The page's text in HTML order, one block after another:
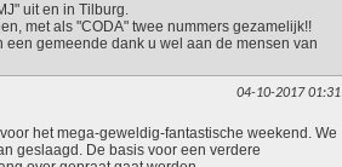
uit en in Tilburg.
met als "CODA" twee nummers gezamelijk!!
gemeende dank u wel aan de mensen van
04-10-2017 01:31
het mega-geweldig-fantastische weekend. We
geslaagd. De basis voor een verdere